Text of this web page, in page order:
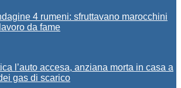
4 rumeni: sfruttavano marocchini
da fame
l’auto accesa, anziana morta in casa a
gas di scarico